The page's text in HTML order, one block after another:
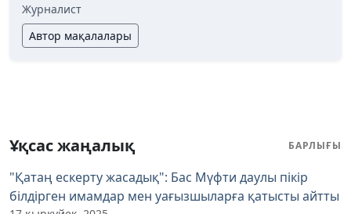
Журналист
Автор мақалалары
Ұқсас жаңалық БАРЛЫҒЫ
"Қатаң ескерту жасадық": Бас Мүфти даулы пікір
білдірген имамдар мен уағызшыларға қатысты айтты